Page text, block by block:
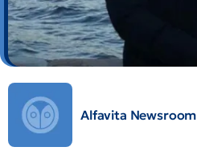
Alfavita Newsroom